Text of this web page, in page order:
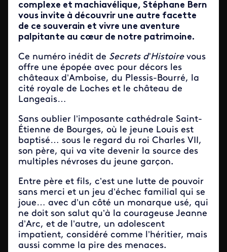
complexe et machiavélique, Stéphane Bern
vous invite à découvrir une autre facette
de ce souverain et vivre une aventure
palpitante au cœur de notre patrimoine.
Ce numéro inédit de Secrets d’Histoirevous
offre une épopée avec pour décors les
châteaux d’Amboise, du Plessis-Bourré, la
cité royale de Loches et le château de
Langeais…
Sans oublier l’imposante cathédrale Saint-
Étienne de Bourges, où le jeune Louis est
baptisé… sous le regard du roi Charles VII,
son père, qui va vite devenir la source des
multiples névroses du jeune garçon.
Entre père et fils, c’est une lutte de pouvoir
sans merci et un jeu d’échec familial qui se
joue… avec d’un côté un monarque usé, qui
ne doit son salut qu’à la courageuse Jeanne
d’Arc, et de l’autre, un adolescent
impatient, considéré comme l’héritier, mais
aussi comme la pire des menaces.